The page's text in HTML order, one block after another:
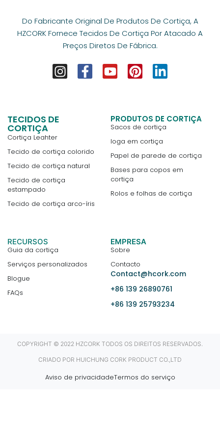
Do Fabricante Original De Produtos De Cortiça, A
HZCORK Fornece Tecidos De Cortiça Por Atacado A
Preços Diretos De Fábrica.
TECIDOS DE
CORTIÇA
Cortiça Leahter
Tecido de cortiça colorido
Tecido de cortiça natural
Tecido de cortiça
estampado
Tecido de cortiça arco-íris
PRODUTOS DE CORTIÇA
Sacos de cortiça
Ioga em cortiça
Papel de parede de cortiça
Bases para copos em
cortiça
Rolos e folhas de cortiça
RECURSOS
Guia da cortiça
Serviços personalizados
Blogue
FAQs
EMPRESA
Sobre
Contacto
Contact@hcork.com
+86 139 26890761
+86 139 25793234
COPYRIGHT © 2022 HZCORK TODOS OS DIREITOS RESERVADOS.
CRIADO POR HUICHUNG CORK PRODUCT CO.,LTD
Aviso de privacidadeTermos do serviço